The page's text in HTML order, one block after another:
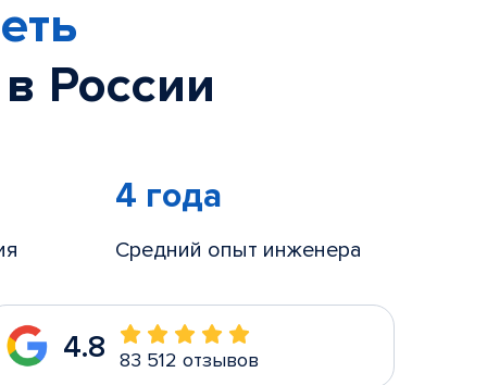
России
4 года
Средний опыт инженера
4.8 83 512 отзывов